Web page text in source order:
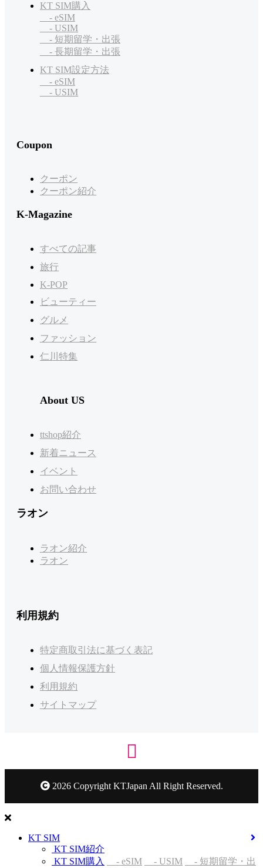
KT SIM購入
- eSIM
- USIM
- 短期留学・出張
- 長期留学・出張
KT SIM設定方法
- eSIM
- USIM
Coupon
クーポン
クーポン紹介
K-Magazine
すべての記事
旅行
K-POP
ビューティー
グルメ
ファッション
仁川特集
About US
ttshop紹介
新着ニュース
イベント
お問い合わせ
ラオン
ラオン紹介
ラオン
利用規約
特定商取引法に基づく表記
個人情報保護方針
利用規約
サイトマップ
2026 Copyright KTJapan All Right Reserved.
KT SIM
KT SIM紹介
KT SIM購入
- eSIM - USIM
- 短期留学・出